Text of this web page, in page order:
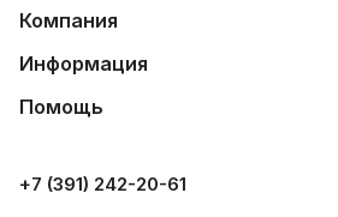
Компания
Информация
Помощь
+7 (391) 242-20-61